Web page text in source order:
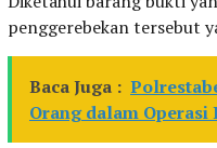
penggerebekan tersebut
Baca Juga :
Orang dalam Operasi